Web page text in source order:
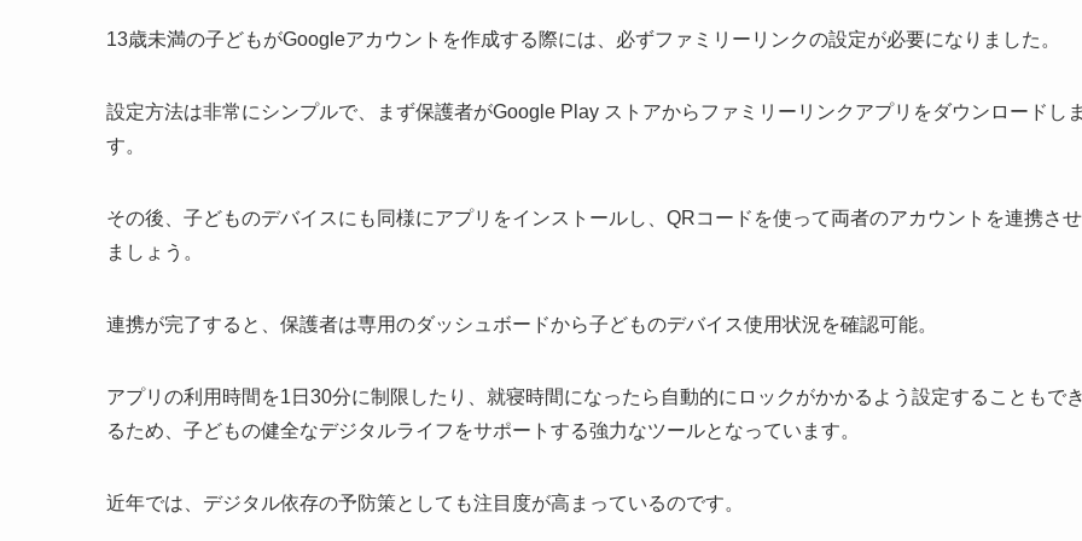
13歳未満の子どもがGoogleアカウントを作成する際には、必ずファミリーリンクの設定が必要になりました。
設定方法は非常にシンプルで、まず保護者がGoogle Play ストアからファミリーリンクアプリをダウンロードし
す。
その後、子どものデバイスにも同様にアプリをインストールし、QRコードを使って両者のアカウントを連携させ
ましょう。
連携が完了すると、保護者は専用のダッシュボードから子どものデバイス使用状況を確認可能。
アプリの利用時間を1日30分に制限したり、就寝時間になったら自動的にロックがかかるよう設定することもで
るため、子どもの健全なデジタルライフをサポートする強力なツールとなっています。
近年では、デジタル依存の予防策としても注目度が高まっているのです。